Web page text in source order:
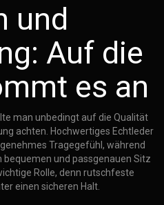
und
Auf die
es an
man unbedingt auf die Qualität
achten. Hochwertiges Echtleder
Tragegefühl, während
und passgenauen Sitz
Rolle, denn rutschfeste
einen sicheren Halt.